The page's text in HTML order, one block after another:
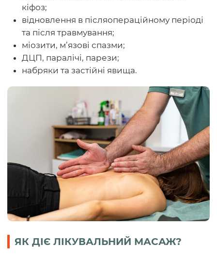
кіфоз;
відновлення в післяопераційному періоді
та після травмування;
міозити, м’язові спазми;
ДЦП, паралічі, парези;
набряки та застійні явища.
ЯК ДІЄ ЛІКУВАЛЬНИЙ МАСАЖ?